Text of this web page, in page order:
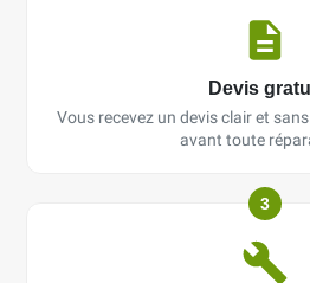
Devis
Vous recevez un devis clair et
avant toute
3